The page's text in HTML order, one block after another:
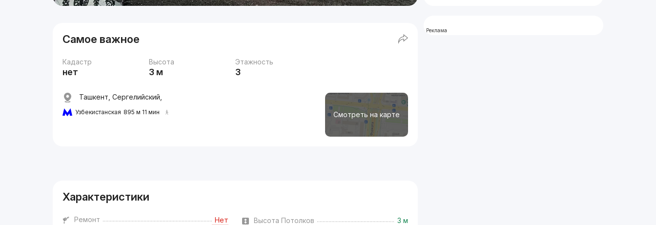
Самое важное
Кадастр
нет
Высота
3 м
Этажность
3
Смотреть на карте
Ташкент, Сергелийский,
Узбекистанская 895 м 11 мин
Характеристики
Ремонт Нет Высота Потолков 3 м
Реклама